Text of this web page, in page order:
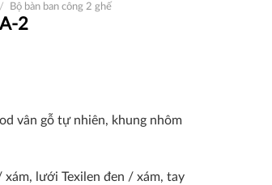
/ Bộ bàn ban công 2 ghế
2
vân gỗ tự nhiên, khung nhôm
lưới Texilen đen / xám, tay